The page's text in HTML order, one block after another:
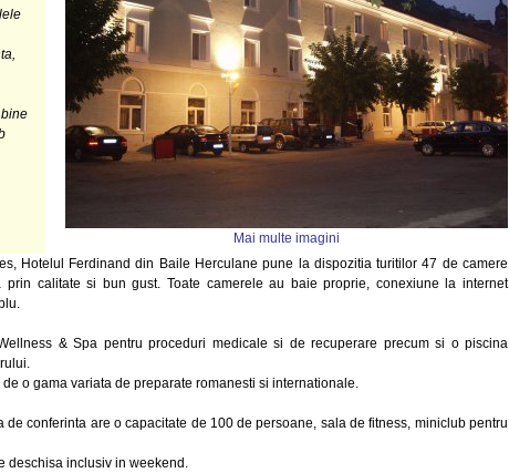
Mai multe imagini
Hotelul Ferdinand din Baile Herculane pune la dispozitia turitilor 47 de camere
calitate si bun gust. Toate camerele au baie proprie, conexiune la internet
& Spa pentru proceduri medicale si de recuperare precum si o piscina
o gama variata de preparate romanesti si internationale.
conferinta are o capacitate de 100 de persoane, sala de fitness, miniclub pentru
deschisa inclusiv in weekend.